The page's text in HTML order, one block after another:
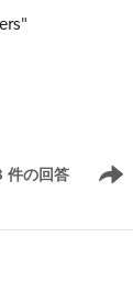
件の回答
Show